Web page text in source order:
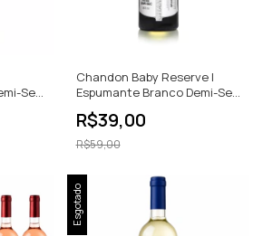
Sec
Chandon Baby Reserve |
Espumante Branco Demi-Sec
| Brasil | 187ml
R$39,00
R$59,00
Esgotado